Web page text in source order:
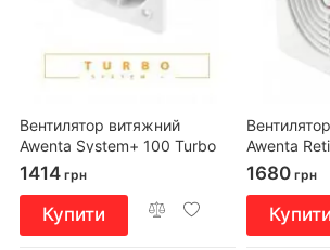
Вентилятор витяжний
Awenta System+ 100 Turbo
1414 грн
Купити
Awenta
1680 грн
Купити